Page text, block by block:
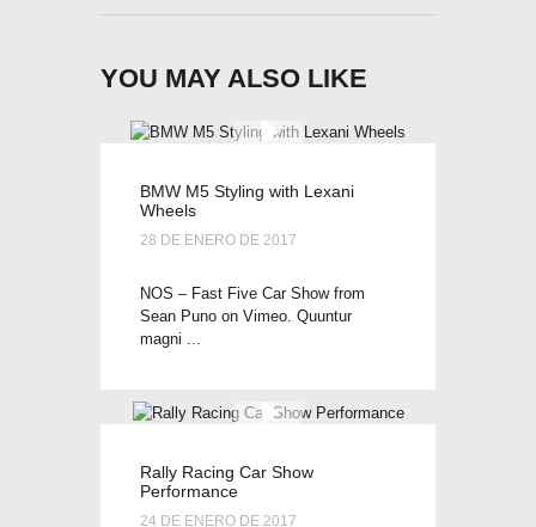
YOU MAY ALSO LIKE
BMW M5 Styling with Lexani
Wheels
28 DE ENERO DE 2017
NOS – Fast Five Car Show from
Sean Puno on Vimeo. Quuntur
magni ...
Rally Racing Car Show
Performance
24 DE ENERO DE 2017